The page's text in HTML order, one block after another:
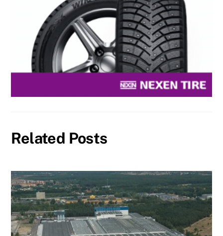
Related Posts